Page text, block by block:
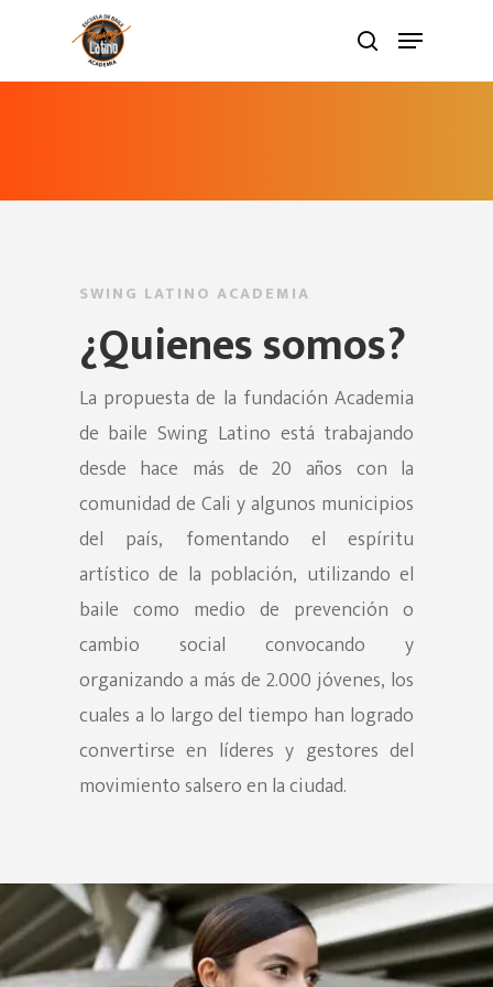
Hit enter to search or ESC to close
SWING LATINO ACADEMIA
¿Quienes somos?
La propuesta de la fundación Academia
de baile Swing Latino está trabajando
desde hace más de 20 años con la
comunidad de Cali y algunos municipios
del país, fomentando el espíritu
artístico de la población, utilizando el
baile como medio de prevención o
cambio social convocando y
organizando a más de 2.000 jóvenes, los
cuales a lo largo del tiempo han logrado
convertirse en líderes y gestores del
movimiento salsero en la ciudad.